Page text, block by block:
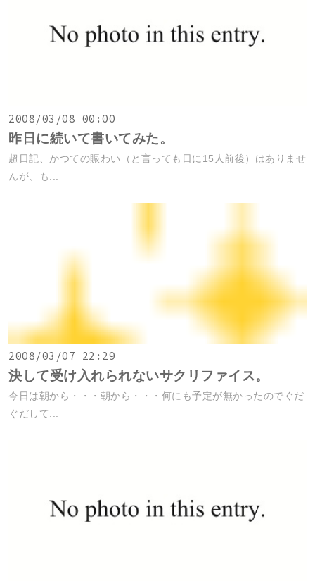
2008/03/08 00:00
昨日に続いて書いてみた。
超日記、かつての賑わい（と言っても日に15人前後）はありませ
んが、も...
2008/03/07 22:29
決して受け入れられないサクリファイス。
今日は朝から・・・朝から・・・何にも予定が無かったのでぐだ
ぐだして...